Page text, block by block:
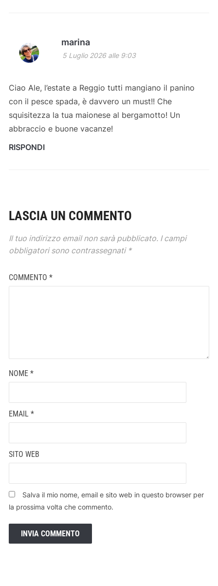
marina
5 Luglio 2026 alle 9:03
Ciao Ale, l’estate a Reggio tutti mangiano il panino
con il pesce spada, è davvero un must!! Che
squisitezza la tua maionese al bergamotto! Un
abbraccio e buone vacanze!
RISPONDI
LASCIA UN COMMENTO
Il tuo indirizzo email non sarà pubblicato. I campi
obbligatori sono contrassegnati *
COMMENTO *
NOME *
EMAIL *
SITO WEB
Salva il mio nome, email e sito web in questo browser per
la prossima volta che commento.